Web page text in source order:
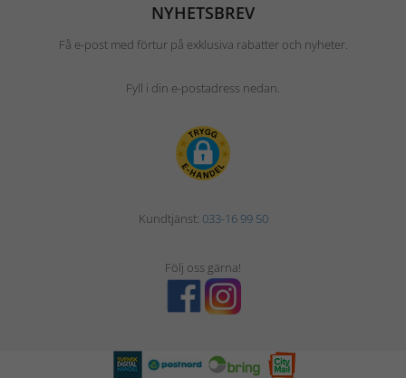
NYHETSBREV
Få e-post med förtur på exklusiva rabatter och nyheter.
Fyll i din e-postadress nedan.
Kundtjänst: 033-16 99 50
Följ oss gärna!